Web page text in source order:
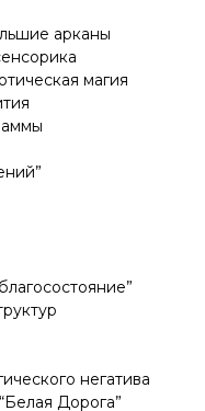
арканы
магия
негатива
Дорога”